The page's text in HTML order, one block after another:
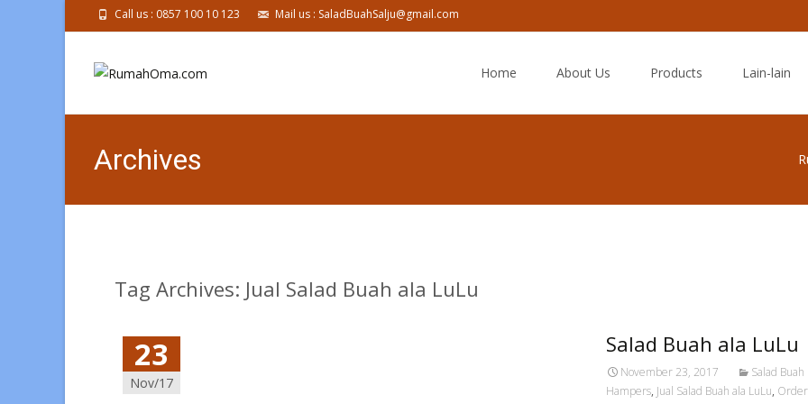
Call us : 0857 100 10 123 Mail us : SaladBuahSalju@gmail.com
Home About Us Products Lain-lain
Archives
Tag Archives: Jual Salad Buah ala LuLu
23
Nov/17
Salad Buah ala LuLu
November 23, 2017 Salad Buah
Hampers, Jual Salad Buah ala LuLu, Order